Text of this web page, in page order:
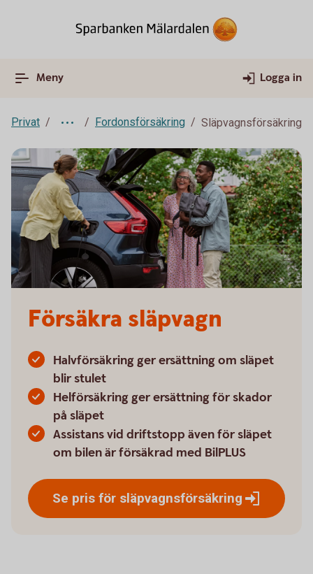
Meny Logga in
Privat Fordonsförsäkring Släpvagnsförsäkring
Försäkra släpvagn
Halvförsäkring ger ersättning om släpet
blir stulet
Helförsäkring ger ersättning för skador
på släpet
Assistans vid driftstopp även för släpet
om bilen är försäkrad med BilPLUS
Se pris för släpvagnsförsäkring